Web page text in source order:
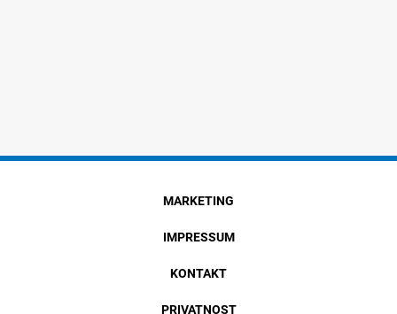
MARKETING
IMPRESSUM
KONTAKT
PRIVATNOST